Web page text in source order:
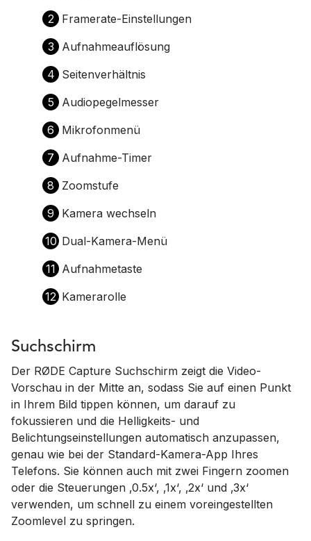
2
Framerate-Einstellungen
3
Aufnahmeauflösung
4 Seitenverhältnis
5
Audiopegelmesser
6
Mikrofonmenü
7
Aufnahme-Timer
8
Zoomstufe
9
Kamera wechseln
10 Dual-Kamera-Menü
11 Aufnahmetaste
12 Kamerarolle
Suchschirm
Der RØDE Capture Suchschirm zeigt die Video-
Vorschau in der Mitte an, sodass Sie auf einen Punkt
in Ihrem Bild tippen können, um darauf zu
fokussieren und die Helligkeits- und
Belichtungseinstellungen automatisch anzupassen,
genau wie bei der Standard-Kamera-App Ihres
Telefons. Sie können auch mit zwei Fingern zoomen
oder die Steuerungen ‚0.5x‘, ‚1x‘, ‚2x‘ und ‚3x‘
verwenden, um schnell zu einem voreingestellten
Zoomlevel zu springen.